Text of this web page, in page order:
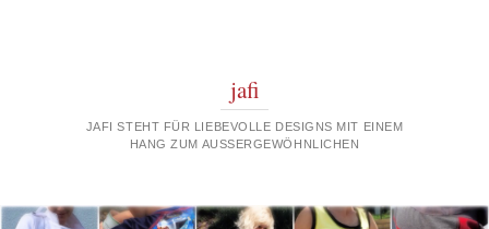
jafi
JAFI STEHT FÜR LIEBEVOLLE DESIGNS MIT EINEM
HANG ZUM AUSSERGEWÖHNLICHEN